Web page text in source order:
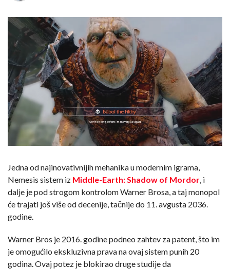
Jedna od najinovativnijih mehanika u modernim igrama,
Nemesis sistem iz Middle-Earth: Shadow of Mordor , i
dalje je pod strogom kontrolom Warner Brosa, a taj monopol
će trajati još više od decenije, tačnije do 11. avgusta 2036.
godine.
Warner Bros je 2016. godine podneo zahtev za patent, što im
je omogućilo ekskluzivna prava na ovaj sistem punih 20
godina. Ovaj potez je blokirao druge studije da